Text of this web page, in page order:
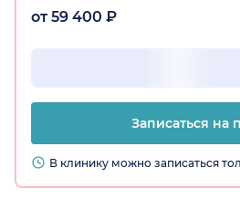
от 59 400 ₽
Записаться на
В клинику можно записаться